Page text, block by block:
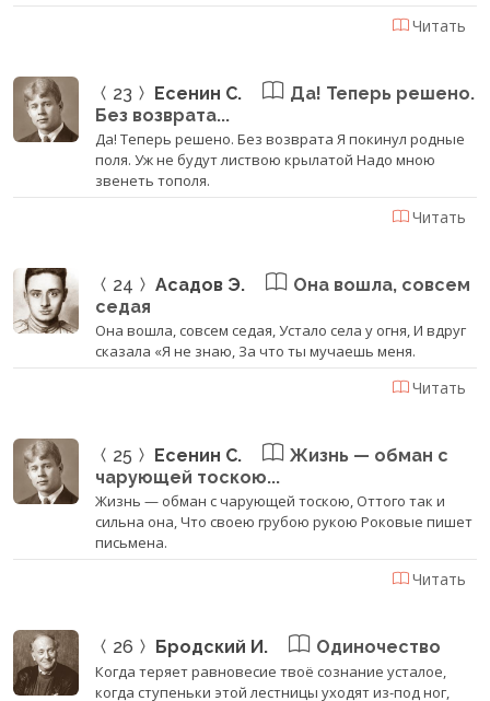
Читать
23 Есенин С.
Да! Теперь решено.
Без возврата...
Да! Теперь решено. Без возврата Я покинул родные
поля. Уж не будут листвою крылатой Надо мною
звенеть тополя.
Читать
24 Асадов Э.
Она вошла, совсем
седая
Она вошла, совсем седая, Устало села у огня, И вдруг
сказала «Я не знаю, За что ты мучаешь меня.
Читать
25 Есенин С.
Жизнь — обман с
чарующей тоскою...
Жизнь — обман с чарующей тоскою, Оттого так и
сильна она, Что своею грубою рукою Роковые пишет
письмена.
Читать
26 Бродский И. Одиночество
Когда теряет равновесие твоё сознание усталое,
когда ступеньки этой лестницы уходят из-под ног,